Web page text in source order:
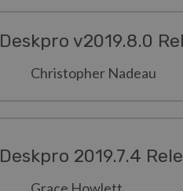
Deskpro v2019.8.0
Christopher Nadeau
Deskpro 2019.7.4
Grace Howlett